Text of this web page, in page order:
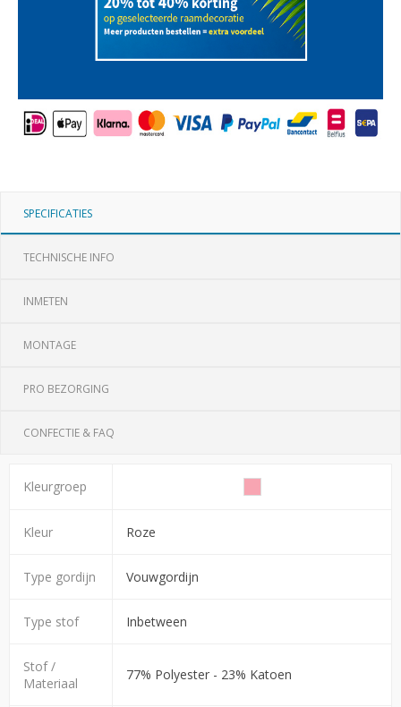
SPECIFICATIES
TECHNISCHE INFO
INMETEN
MONTAGE
PRO BEZORGING
CONFECTIE & FAQ
Kleurgroep
Kleur Roze
Type gordijn Vouwgordijn
Type stof Inbetween
Stof /
Materiaal
77% Polyester - 23% Katoen